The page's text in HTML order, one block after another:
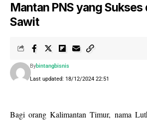
Mantan PNS yang Sukses
Sawit
Last updated: 18/12/2024 22:51
Bybintangbisnis
Bagi orang Kalimantan Timur, nama